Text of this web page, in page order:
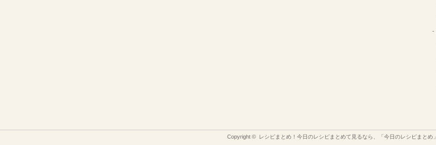
Copyright © レシピまとめ！今日のレシピまとめて見るなら、「今日のレシピまとめ」